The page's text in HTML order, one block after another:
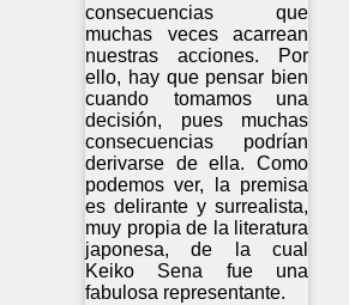
consecuencias que
muchas veces acarrean
nuestras acciones. Por
ello, hay que pensar bien
cuando tomamos una
decisión, pues muchas
consecuencias podrían
derivarse de ella. Como
podemos ver, la premisa
es delirante y surrealista,
muy propia de la literatura
japonesa, de la cual
Keiko Sena fue una
fabulosa representante.